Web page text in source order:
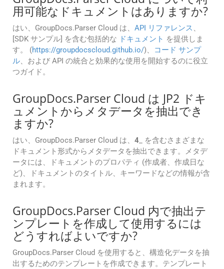
用可能なドキュメントはありますか?
はい、GroupDocs.Parser Cloud は、 API リファレンス 、
[SDK サンプル] を含む包括的な ドキュメント を提供しま
す。 (https://groupdocscloud.github.io/)、
コード サンプ
ル、および API の統合と効果的な使用を開始するのに役立
つガイド。
GroupDocs.Parser Cloud は JP2 ドキ
ュメントからメタデータを抽出でき
ますか?
はい、GroupDocs.Parser Cloud は、 4 _ を含むさまざまな
ドキュメント形式からメタデータを抽出できます。メタデ
ータには、ドキュメントのプロパティ (作成者、作成日な
ど)、ドキュメントのタイトル、キーワードなどの情報が含
まれます。
GroupDocs.Parser Cloud 内で抽出テ
ンプレートを作成して使用するには
どうすればよいですか?
GroupDocs.Parser Cloud を使用すると、構造化データを抽
出するためのテンプレートを作成できます。テンプレート